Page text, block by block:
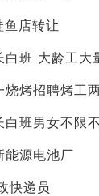
鱼店转让
白班 大龄工大
烧烤招聘烤工
白班男女不限
能源电池厂
快递员